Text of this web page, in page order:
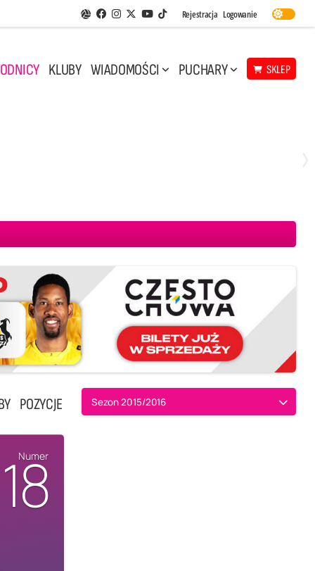
Aplikacja Siatkarskie Ligi
Facebook
Instagram
Twitter
Youtube
TikTok
Rejestracja Logowanie
KLUBY WIADOMOŚCI PUCHARY SKLEP
POZYCJE Sezon 2015/2016
Numer
18